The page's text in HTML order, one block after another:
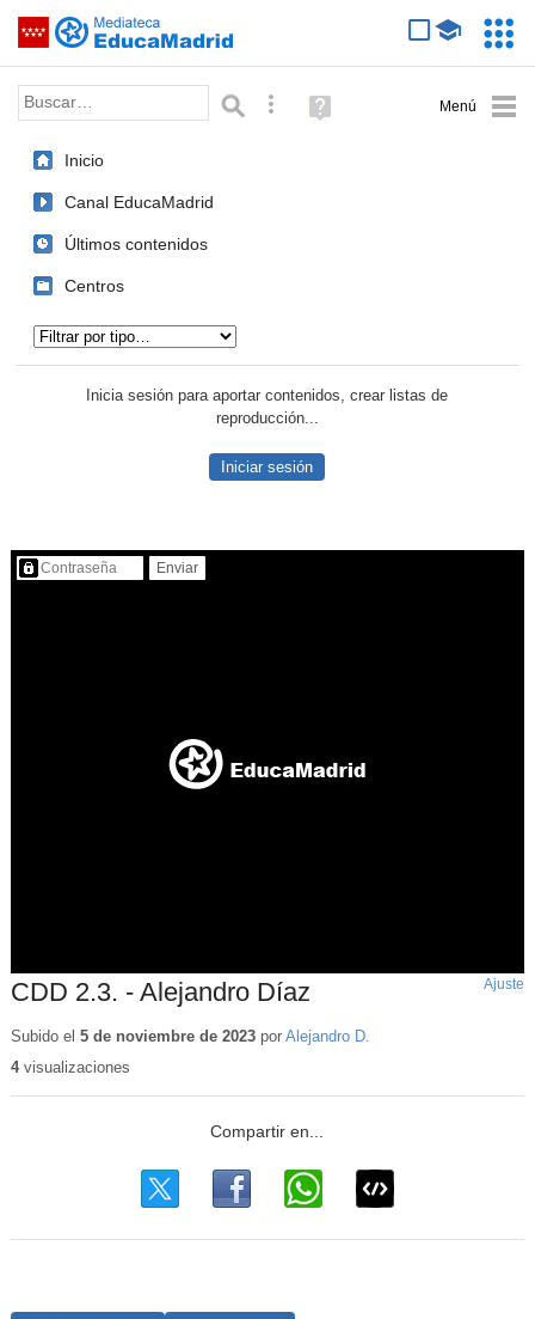
Saltar navegación
Palabra o frase: Búsqueda avanzada
Ayuda
(en
Inicio
Canal EducaMadrid
Últimos contenidos
Centros
Inicia sesión para aportar contenidos, crear listas de
reproducción...
Iniciar sesión
Contenido protegido…
CDD 2.3. - Alejandro Díaz Ajuste
Subido el 5 de noviembre de 2023por Alejandro D.
4visualizaciones